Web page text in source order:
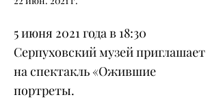
5 июня 2021 года в 18:30
Серпуховский музей приглашает
на спектакль «Ожившие
портреты.